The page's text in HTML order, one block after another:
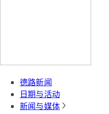
德路新闻
日期与活动
新闻与媒体